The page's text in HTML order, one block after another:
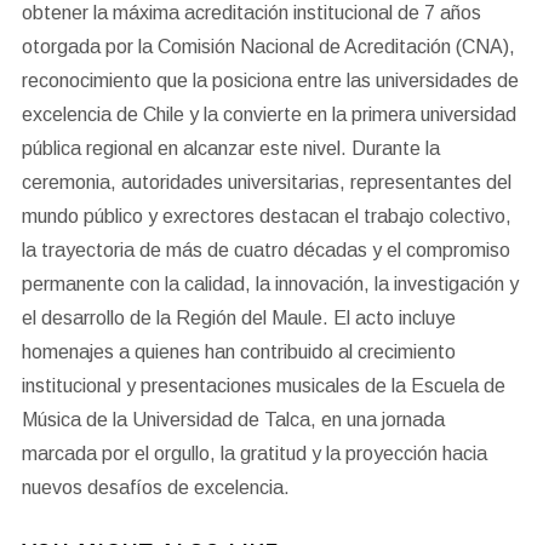
obtener la máxima acreditación institucional de 7 años
otorgada por la Comisión Nacional de Acreditación (CNA),
reconocimiento que la posiciona entre las universidades de
excelencia de Chile y la convierte en la primera universidad
pública regional en alcanzar este nivel. Durante la
ceremonia, autoridades universitarias, representantes del
mundo público y exrectores destacan el trabajo colectivo,
la trayectoria de más de cuatro décadas y el compromiso
permanente con la calidad, la innovación, la investigación y
el desarrollo de la Región del Maule. El acto incluye
homenajes a quienes han contribuido al crecimiento
institucional y presentaciones musicales de la Escuela de
Música de la Universidad de Talca, en una jornada
marcada por el orgullo, la gratitud y la proyección hacia
nuevos desafíos de excelencia.